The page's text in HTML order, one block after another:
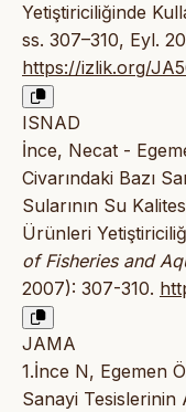
Yetiştiriciliğinde
ss. 307–310, Eyl.
https://izlik.org/
ISNAD
İnce, Necat -
Civarındaki Bazı
Sularının Su
Ürünleri
of Fisheries and
2007): 307-310.
JAMA
1.İnce N, Egemen
Sanayi Tesislerinin